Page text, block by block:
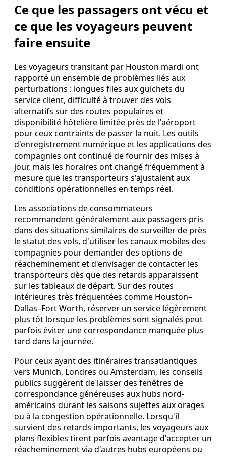
Ce que les passagers ont vécu et
ce que les voyageurs peuvent
faire ensuite
Les voyageurs transitant par Houston mardi ont
rapporté un ensemble de problèmes liés aux
perturbations : longues files aux guichets du
service client, difficulté à trouver des vols
alternatifs sur des routes populaires et
disponibilité hôtelière limitée près de l'aéroport
pour ceux contraints de passer la nuit. Les outils
d'enregistrement numérique et les applications des
compagnies ont continué de fournir des mises à
jour, mais les horaires ont changé fréquemment à
mesure que les transporteurs s'ajustaient aux
conditions opérationnelles en temps réel.
Les associations de consommateurs
recommandent généralement aux passagers pris
dans des situations similaires de surveiller de près
le statut des vols, d'utiliser les canaux mobiles des
compagnies pour demander des options de
réacheminement et d'envisager de contacter les
transporteurs dès que des retards apparaissent
sur les tableaux de départ. Sur des routes
intérieures très fréquentées comme Houston–
Dallas–Fort Worth, réserver un service légèrement
plus tôt lorsque les problèmes sont signalés peut
parfois éviter une correspondance manquée plus
tard dans la journée.
Pour ceux ayant des itinéraires transatlantiques
vers Munich, Londres ou Amsterdam, les conseils
publics suggèrent de laisser des fenêtres de
correspondance généreuses aux hubs nord-
américains durant les saisons sujettes aux orages
ou à la congestion opérationnelle. Lorsqu'il
survient des retards importants, les voyageurs aux
plans flexibles tirent parfois avantage d'accepter un
réacheminement via d'autres hubs européens ou